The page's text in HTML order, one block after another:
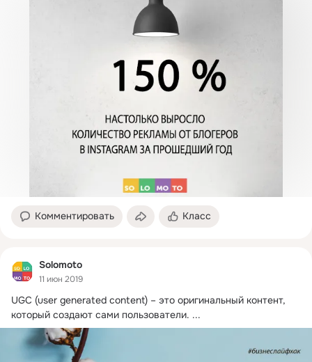
Комментировать Класс
Solomoto
11 июн 2019
UGC (user generated content) – это оригинальный контент,
который создают сами пользователи. ...